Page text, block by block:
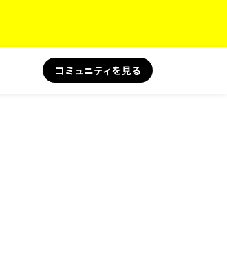
コミュニティを見る